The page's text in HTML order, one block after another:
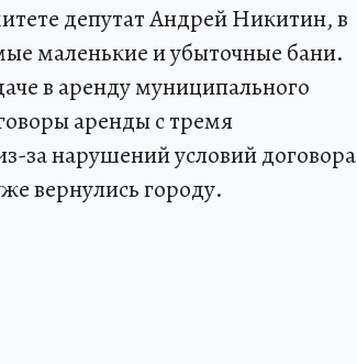
депутат Андрей Никитин, в
маленькие и убыточные бани.
в аренду муниципального
аренды с тремя
за нарушений условий договора
вернулись городу.